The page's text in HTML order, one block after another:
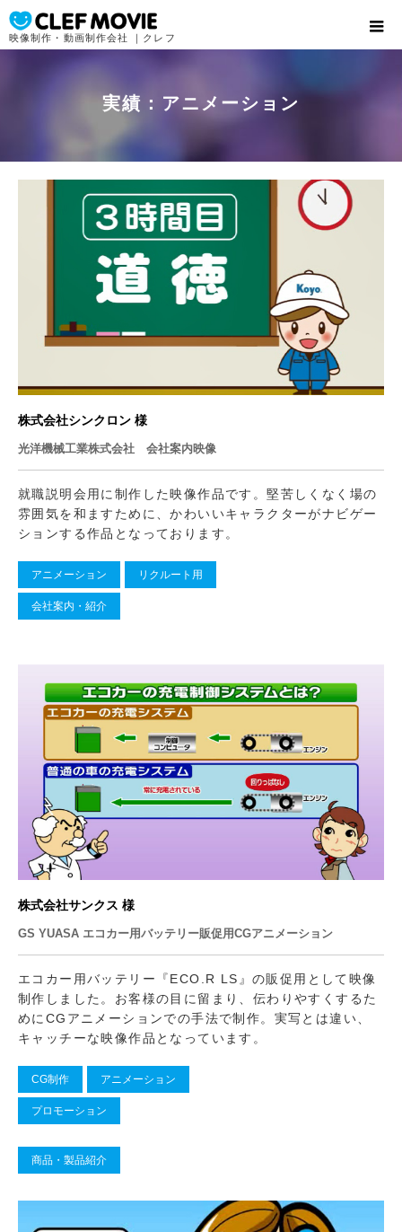
映像制作・動画制作会社 ｜クレフ
実績：アニメーション
株式会社シンクロン 様
光洋機械工業株式会社 会社案内映像
就職説明会用に制作した映像作品です。堅苦しくなく場の
雰囲気を和ますために、かわいいキャラクターがナビゲー
ションする作品となっております。
アニメーション リクルート用
会社案内・紹介
株式会社サンクス 様
GS YUASA エコカー用バッテリー販促用CGアニメーション
エコカー用バッテリー『ECO.R LS』の販促用として映像
制作しました。お客様の目に留まり、伝わりやすくするた
めにCGアニメーションでの手法で制作。実写とは違い、
キャッチーな映像作品となっています。
CG制作 アニメーション
プロモーション
商品・製品紹介